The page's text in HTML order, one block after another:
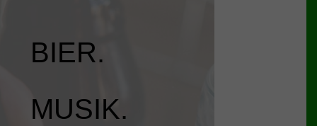
BIER.
MUSIK.